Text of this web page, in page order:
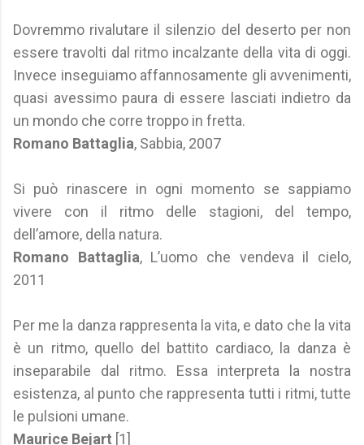
Dovremmo rivalutare il silenzio del deserto per non
essere travolti dal ritmo incalzante della vita di oggi.
Invece inseguiamo affannosamente gli avvenimenti,
quasi avessimo paura di essere lasciati indietro da
un mondo che corre troppo in fretta.
Romano Battaglia, Sabbia, 2007
Si può rinascere in ogni momento se sappiamo
vivere con il ritmo delle stagioni, del tempo,
dell’amore, della natura.
Romano Battaglia, L’uomo che vendeva il cielo,
2011
Per me la danza rappresenta la vita, e dato che la vita
è un ritmo, quello del battito cardiaco, la danza è
inseparabile dal ritmo. Essa interpreta la nostra
esistenza, al punto che rappresenta tutti i ritmi, tutte
le pulsioni umane.
Maurice Bejart [1]